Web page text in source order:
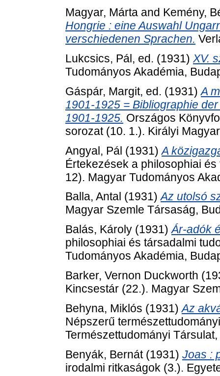
Magyar, Márta and Kemény,
Hongrie : eine Auswahl
verschiedenen Sprachen.
Lukcsics, Pál, ed. (1931) XV.
Tudományos Akadémia,
Gáspár, Margit, ed. (1931)A
1901-1925 = Bibliographie
1901-1925. Országos
sorozat (10. 1.). Királyi
Angyal, Pál (1931)A
Értekezések a philosophiai
12). Magyar Tudományos
Balla, Antal (1931)Az utolsó
Magyar Szemle Társaság,
Balás, Károly (1931)Ár-adók
philosophiai és társadalmi
Tudományos Akadémia,
Barker, Vernon Duckworth
Kincsestár (22.). Magyar
Behyna, Miklós (1931)Az
Népszerű
Természettudományi
Benyák, Bernát(1931) Joas :
irodalmi ritkaságok (3.).